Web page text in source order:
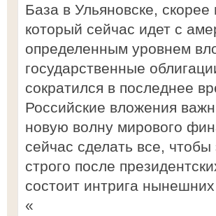
База в Ульяновске,
который сейчас идет с
определенным уровнем
государственные
сократился в последнее
Российские вложения
новую волну мирового
сейчас сделать все,
строго после
состоит интрига
«